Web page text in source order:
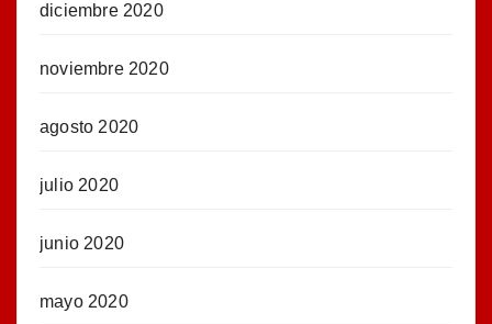
diciembre 2020
noviembre 2020
agosto 2020
julio 2020
junio 2020
mayo 2020